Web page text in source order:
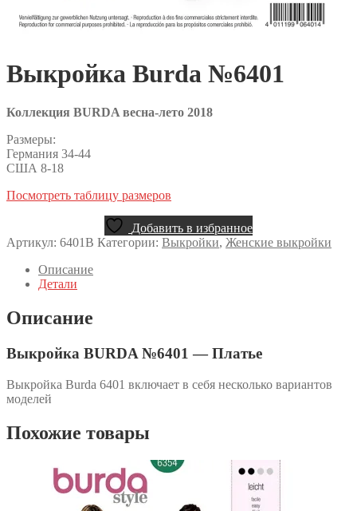
Выкройка Burda №6401
Коллекция BURDA весна-лето 2018
Размеры:
Германия 34-44
США 8-18
Посмотреть таблицу размеров
Добавить в избранное
Артикул: 6401B Категории: Выкройки, Женские выкройки
Описание
Детали
Описание
Выкройка BURDA №6401 — Платье
Выкройка Burda 6401 включает в себя несколько вариантов
моделей
Похожие товары